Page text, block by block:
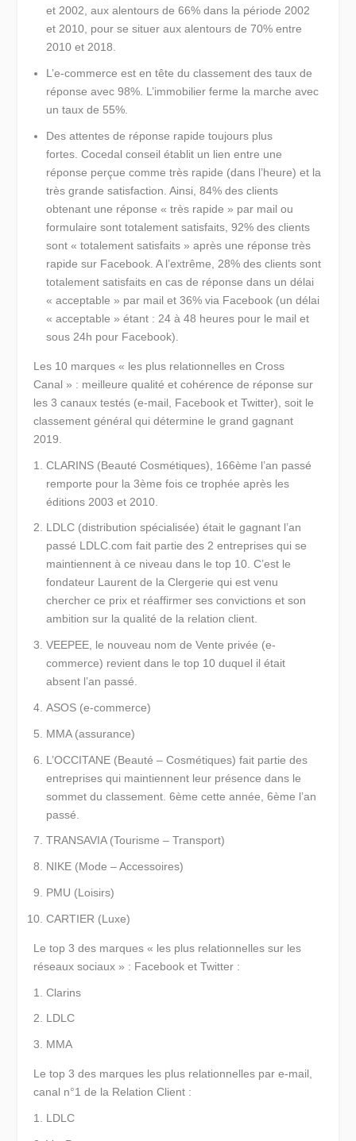
et 2002, aux alentours de 66% dans la période 2002
et 2010, pour se situer aux alentours de 70% entre
2010 et 2018.
L’e-commerce est en tête du classement des taux de
réponse avec 98%. L’immobilier ferme la marche avec
un taux de 55%.
Des attentes de réponse rapide toujours plus
fortes. Cocedal conseil établit un lien entre une
réponse perçue comme très rapide (dans l’heure) et la
très grande satisfaction. Ainsi, 84% des clients
obtenant une réponse « très rapide » par mail ou
formulaire sont totalement satisfaits, 92% des clients
sont « totalement satisfaits » après une réponse très
rapide sur Facebook. A l’extrême, 28% des clients sont
totalement satisfaits en cas de réponse dans un délai
« acceptable » par mail et 36% via Facebook (un délai
« acceptable » étant : 24 à 48 heures pour le mail et
sous 24h pour Facebook).
Les 10 marques « les plus relationnelles en Cross
Canal » : meilleure qualité et cohérence de réponse sur
les 3 canaux testés (e-mail, Facebook et Twitter), soit le
classement général qui détermine le grand gagnant
2019.
CLARINS (Beauté Cosmétiques), 166ème l’an passé
remporte pour la 3ème fois ce trophée après les
éditions 2003 et 2010.
LDLC (distribution spécialisée) était le gagnant l’an
passé LDLC.com fait partie des 2 entreprises qui se
maintiennent à ce niveau dans le top 10. C’est le
fondateur Laurent de la Clergerie qui est venu
chercher ce prix et réaffirmer ses convictions et son
ambition sur la qualité de la relation client.
VEEPEE, le nouveau nom de Vente privée (e-
commerce) revient dans le top 10 duquel il était
absent l’an passé.
ASOS (e-commerce)
MMA (assurance)
L’OCCITANE (Beauté – Cosmétiques) fait partie des
entreprises qui maintiennent leur présence dans le
sommet du classement. 6ème cette année, 6ème l’an
passé.
TRANSAVIA (Tourisme – Transport)
NIKE (Mode – Accessoires)
PMU (Loisirs)
CARTIER (Luxe)
Le top 3 des marques « les plus relationnelles sur les
réseaux sociaux » : Facebook et Twitter :
Clarins
LDLC
MMA
Le top 3 des marques les plus relationnelles par e-mail
canal n°1 de la Relation Client :
LDLC